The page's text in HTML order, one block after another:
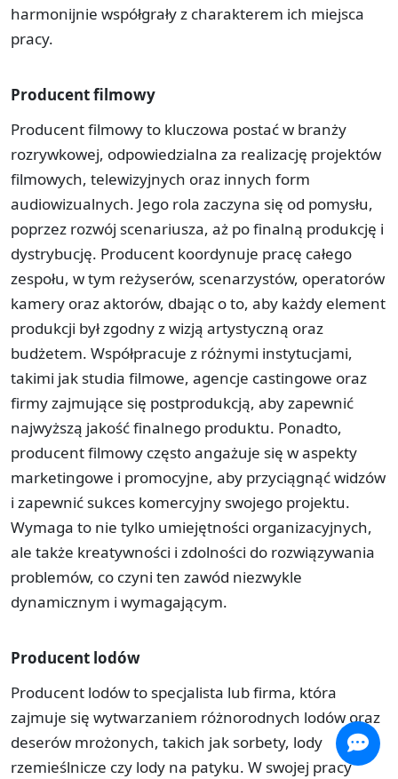
harmonijnie współgrały z charakterem ich miejsca
pracy.
Producent filmowy
Producent filmowy to kluczowa postać w branży
rozrywkowej, odpowiedzialna za realizację projektów
filmowych, telewizyjnych oraz innych form
audiowizualnych. Jego rola zaczyna się od pomysłu,
poprzez rozwój scenariusza, aż po finalną produkcję i
dystrybucję. Producent koordynuje pracę całego
zespołu, w tym reżyserów, scenarzystów, operatorów
kamery oraz aktorów, dbając o to, aby każdy element
produkcji był zgodny z wizją artystyczną oraz
budżetem. Współpracuje z różnymi instytucjami,
takimi jak studia filmowe, agencje castingowe oraz
firmy zajmujące się postprodukcją, aby zapewnić
najwyższą jakość finalnego produktu. Ponadto,
producent filmowy często angażuje się w aspekty
marketingowe i promocyjne, aby przyciągnąć widzów
i zapewnić sukces komercyjny swojego projektu.
Wymaga to nie tylko umiejętności organizacyjnych,
ale także kreatywności i zdolności do rozwiązywania
problemów, co czyni ten zawód niezwykle
dynamicznym i wymagającym.
Producent lodów
Producent lodów to specjalista lub firma, która
zajmuje się wytwarzaniem różnorodnych lodów oraz
deserów mrożonych, takich jak sorbety, lody
rzemieślnicze czy lody na patyku. W swojej pracy